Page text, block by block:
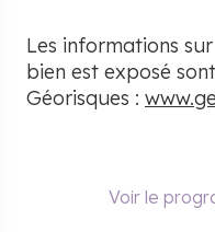
Les informations
bien est exposé
Géorisques :
Voir le